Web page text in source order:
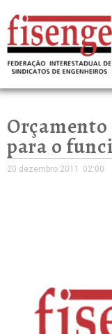
Orçamento
para o
20 dezembro 2011 02:00